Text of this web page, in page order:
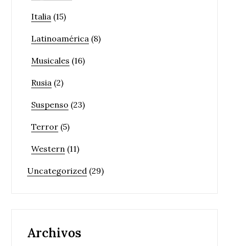
Italia (15)
Latinoamérica (8)
Musicales (16)
Rusia (2)
Suspenso (23)
Terror (5)
Western (11)
Uncategorized (29)
Archivos